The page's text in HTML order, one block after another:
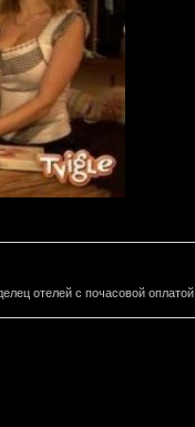
отелей с почасовой оплатой.